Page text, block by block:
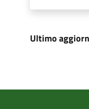
Ultimo